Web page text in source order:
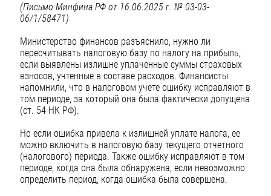
(Письмо Минфина РФ от 16.06.2025 г. № 03-03-
06/1/58471)
Министерство финансов разъяснило, нужно ли
пересчитывать налоговую базу по налогу на прибыль,
если выявлены излишне уплаченные суммы страховых
взносов, учтенные в составе расходов. Финансисты
напомнили, что в налоговом учете ошибку исправляют в
том периоде, за который она была фактически допущена
(ст. 54 НК РФ).
Но если ошибка привела к излишней уплате налога, ее
можно включить в налоговую базу текущего отчетного
(налогового) периода. Также ошибку исправляют в том
периоде, когда она была обнаружена, если невозможно
определить период, когда ошибка была совершена.